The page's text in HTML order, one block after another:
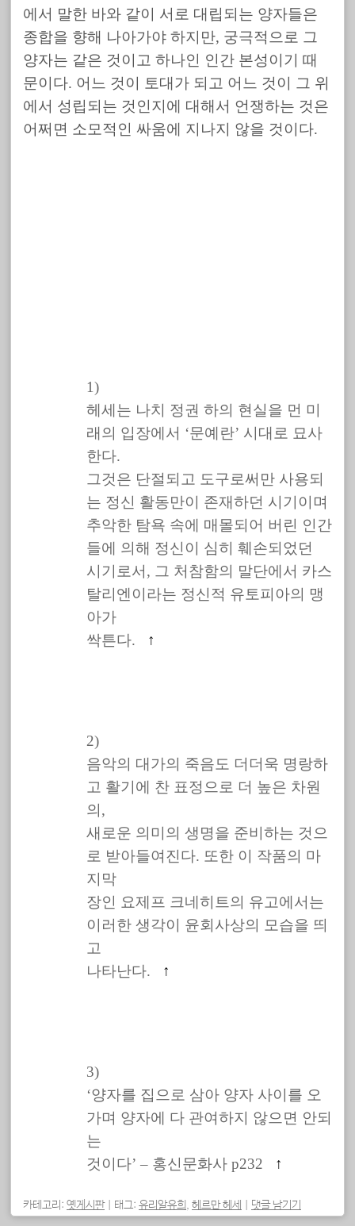
에서 말한 바와 같이 서로 대립되는 양자들은
종합을 향해 나아가야 하지만, 궁극적으로 그
양자는 같은 것이고 하나인 인간 본성이기 때
문이다. 어느 것이 토대가 되고 어느 것이 그 위
에서 성립되는 것인지에 대해서 언쟁하는 것은
어쩌면 소모적인 싸움에 지나지 않을 것이다.
1)
헤세는 나치 정권 하의 현실을 먼 미
래의 입장에서 ‘문예란’ 시대로 묘사
한다.
그것은 단절되고 도구로써만 사용되
는 정신 활동만이 존재하던 시기이며
추악한 탐욕 속에 매몰되어 버린 인간
들에 의해 정신이 심히 훼손되었던
시기로서, 그 처참함의 말단에서 카스
탈리엔이라는 정신적 유토피아의 맹
아가
싹튼다. ↑
2)
음악의 대가의 죽음도 더더욱 명랑하
고 활기에 찬 표정으로 더 높은 차원
의,
새로운 의미의 생명을 준비하는 것으
로 받아들여진다. 또한 이 작품의 마
지막
장인 요제프 크네히트의 유고에서는
이러한 생각이 윤회사상의 모습을 띄
고
나타난다. ↑
3)
‘양자를 집으로 삼아 양자 사이를 오
가며 양자에 다 관여하지 않으면 안되
는
것이다’ – 홍신문화사 p232 ↑
카테고리: 옛게시판 태그: 유리알유희, 헤르만 헤세 댓글 남기기